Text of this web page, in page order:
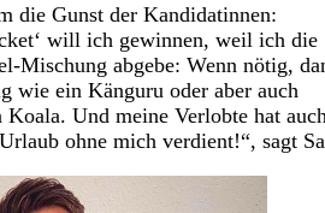
die Gunst der Kandidatinnen:
will ich gewinnen, weil ich die
Mischung abgebe: Wenn nötig,
wie ein Känguru oder aber auch
Und meine Verlobte hat
ohne mich verdient!“, sagt